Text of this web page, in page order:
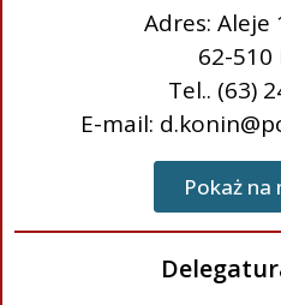
Adres: Aleje
62-510
Tel.. (63)
E-mail:
Pokaż na